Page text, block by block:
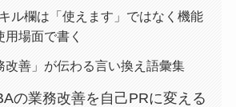
ル欄は「使えます」ではなく機能
用場面で書く
改善」が伝わる言い換え語彙集
の業務改善を自己PRに変える